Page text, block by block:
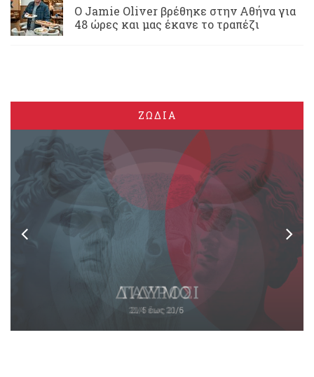
Ο Jamie Oliver βρέθηκε στην Αθήνα για
48 ώρες και μας έκανε το τραπέζι
ΖΩΔΙΑ